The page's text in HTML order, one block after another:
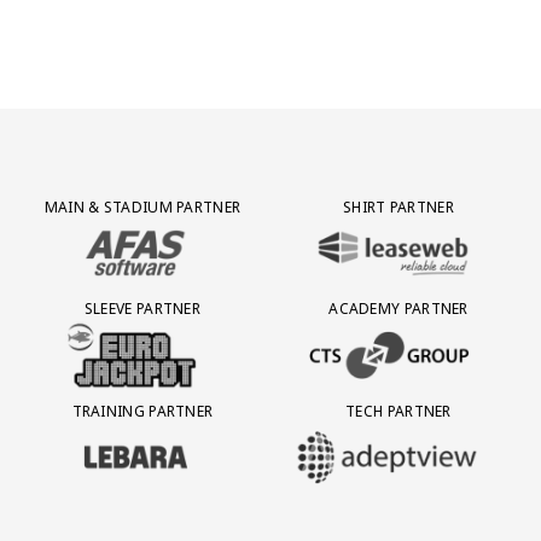
Partner Logos Grid
MAIN & STADIUM PARTNER
BEZOEK ONZE MAIN & STADIUM PARTNER AFAS SOFTWARE
SHIRT PARTNER
BEZOEK ONZE SHIRT PARTNER
SLEEVE PARTNER
BEZOEK ONZE SLEEVE PARTNER EUROJACKPOT
ACADEMY PARTNER
BEZOEK ONZE ACADEMY
TRAINING PARTNER
BEZOEK ONZE TRAINING PARTNER LEBARA
TECH PARTNER
BEZOEK ONZE TECH PARTNER